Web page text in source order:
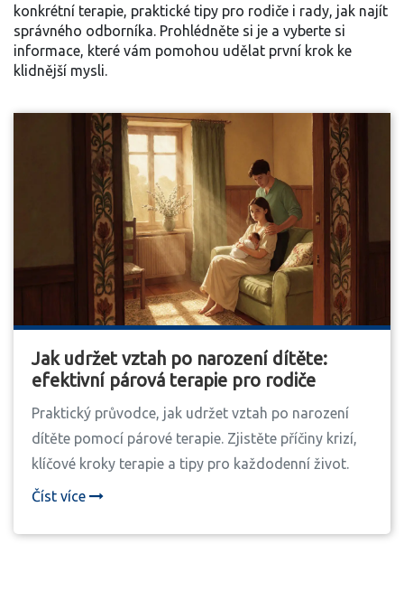
konkrétní terapie, praktické tipy pro rodiče i rady, jak najít
správného odborníka. Prohlédněte si je a vyberte si
informace, které vám pomohou udělat první krok ke
klidnější mysli.
Jak udržet vztah po narození dítěte:
efektivní párová terapie pro rodiče
Praktický průvodce, jak udržet vztah po narození
dítěte pomocí párové terapie. Zjistěte příčiny krizí,
klíčové kroky terapie a tipy pro každodenní život.
Číst více